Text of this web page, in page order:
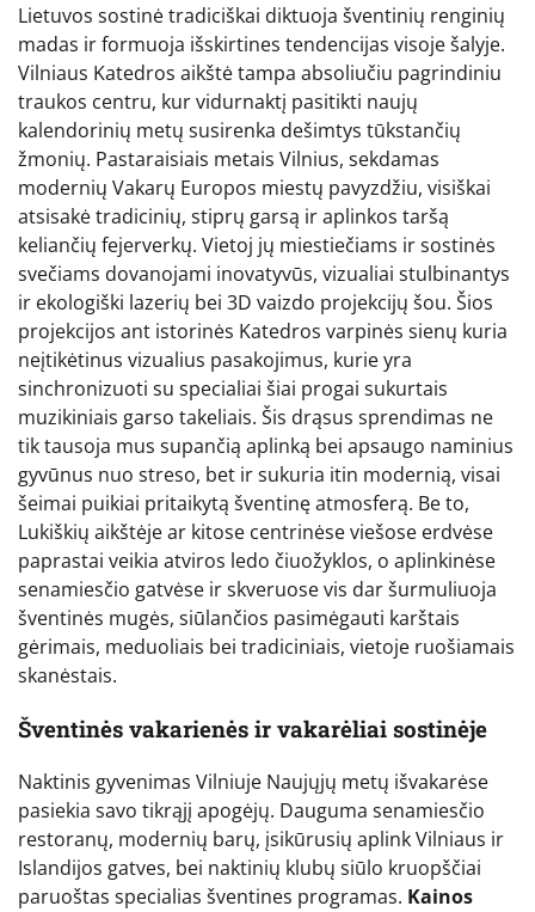
Lietuvos sostinė tradiciškai diktuoja šventinių renginių
madas ir formuoja išskirtines tendencijas visoje šalyje.
Vilniaus Katedros aikštė tampa absoliučiu pagrindiniu
traukos centru, kur vidurnaktį pasitikti naujų
kalendorinių metų susirenka dešimtys tūkstančių
žmonių. Pastaraisiais metais Vilnius, sekdamas
modernių Vakarų Europos miestų pavyzdžiu, visiškai
atsisakė tradicinių, stiprų garsą ir aplinkos taršą
keliančių fejerverkų. Vietoj jų miestiečiams ir sostinės
svečiams dovanojami inovatyvūs, vizualiai stulbinantys
ir ekologiški lazerių bei 3D vaizdo projekcijų šou. Šios
projekcijos ant istorinės Katedros varpinės sienų kuria
neįtikėtinus vizualius pasakojimus, kurie yra
sinchronizuoti su specialiai šiai progai sukurtais
muzikiniais garso takeliais. Šis drąsus sprendimas ne
tik tausoja mus supančią aplinką bei apsaugo naminius
gyvūnus nuo streso, bet ir sukuria itin modernią, visai
šeimai puikiai pritaikytą šventinę atmosferą. Be to,
Lukiškių aikštėje ar kitose centrinėse viešose erdvėse
paprastai veikia atviros ledo čiuožyklos, o aplinkinėse
senamiesčio gatvėse ir skveruose vis dar šurmuliuoja
šventinės mugės, siūlančios pasimėgauti karštais
gėrimais, meduoliais bei tradiciniais, vietoje ruošiamais
skanėstais.
Šventinės vakarienės ir vakarėliai sostinėje
Naktinis gyvenimas Vilniuje Naujųjų metų išvakarėse
pasiekia savo tikrąjį apogėjų. Dauguma senamiesčio
restoranų, modernių barų, įsikūrusių aplink Vilniaus ir
Islandijos gatves, bei naktinių klubų siūlo kruopščiai
paruoštas specialias šventines programas. Kainos